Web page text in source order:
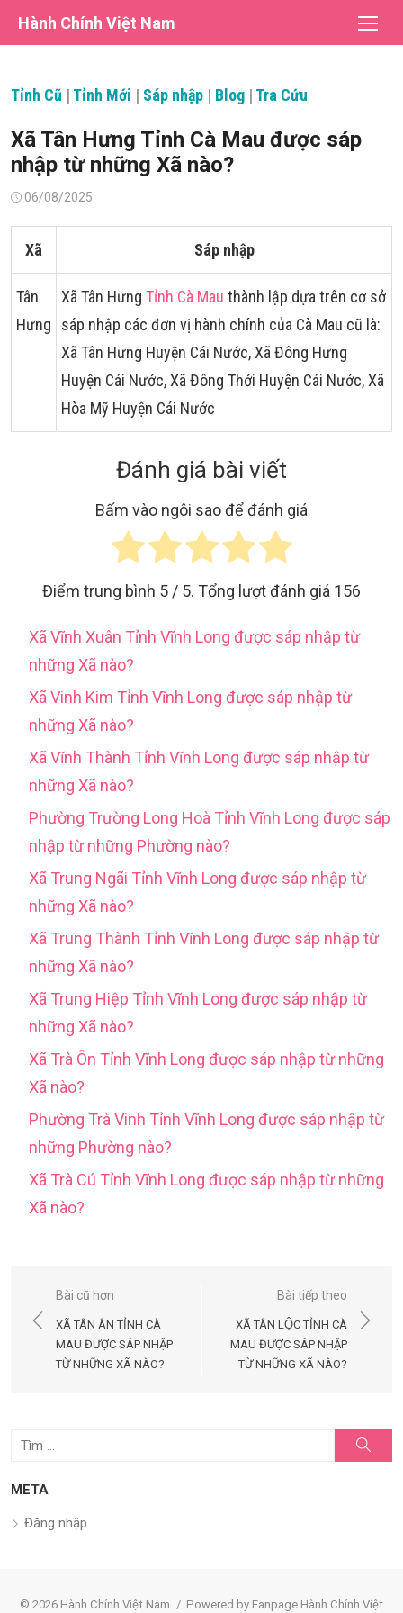
Hành Chính Việt Nam
Tỉnh Cũ | Tỉnh Mới | Sáp nhập | Blog | Tra Cứu
Xã Tân Hưng Tỉnh Cà Mau được sáp
nhập từ những Xã nào?
Đăng06/08/2025
Xã Sáp nhập
Tân
Hưng
Xã Tân Hưng Tỉnh Cà Mau thành lập dựa trên cơ sở
sáp nhập các đơn vị hành chính của Cà Mau cũ là:
Xã Tân Hưng Huyện Cái Nước, Xã Đông Hưng
Huyện Cái Nước, Xã Đông Thới Huyện Cái Nước, Xã
Hòa Mỹ Huyện Cái Nước
Đánh giá bài viết
Bấm vào ngôi sao để đánh giá
Điểm trung bình 5 / 5. Tổng lượt đánh giá 156
Xã Vĩnh Xuân Tỉnh Vĩnh Long được sáp nhập từ
những Xã nào?
Xã Vinh Kim Tỉnh Vĩnh Long được sáp nhập từ
những Xã nào?
Xã Vĩnh Thành Tỉnh Vĩnh Long được sáp nhập từ
những Xã nào?
Phường Trường Long Hoà Tỉnh Vĩnh Long được sáp
nhập từ những Phường nào?
Xã Trung Ngãi Tỉnh Vĩnh Long được sáp nhập từ
những Xã nào?
Xã Trung Thành Tỉnh Vĩnh Long được sáp nhập từ
những Xã nào?
Xã Trung Hiệp Tỉnh Vĩnh Long được sáp nhập từ
những Xã nào?
Xã Trà Ôn Tỉnh Vĩnh Long được sáp nhập từ những
Xã nào?
Phường Trà Vinh Tỉnh Vĩnh Long được sáp nhập từ
những Phường nào?
Xã Trà Cú Tỉnh Vĩnh Long được sáp nhập từ những
Xã nào?
Điều
hướng
viết
Bài cũ hơn
XÃ TÂN ÂN TỈNH CÀ
MAU ĐƯỢC SÁP NHẬP
TỪ NHỮNG XÃ NÀO?
Bài tiếp theo
XÃ TÂN LỘC TỈNH CÀ
MAU ĐƯỢC SÁP NHẬP
TỪ NHỮNG XÃ NÀO?
Tìm
quả
kiếm
META
Đăng nhập
© 2026 Hành Chính Việt Nam / Powered by Fanpage Hành Chính Việt